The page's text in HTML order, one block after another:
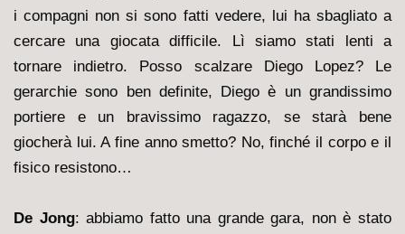
i compagni non si sono fatti vedere, lui ha sbagliato a
cercare una giocata difficile. Lì siamo stati lenti a
tornare indietro. Posso scalzare Diego Lopez? Le
gerarchie sono ben definite, Diego è un grandissimo
portiere e un bravissimo ragazzo, se starà bene
giocherà lui. A fine anno smetto? No, finché il corpo e il
fisico resistono…
De Jong: abbiamo fatto una grande gara, non è stato